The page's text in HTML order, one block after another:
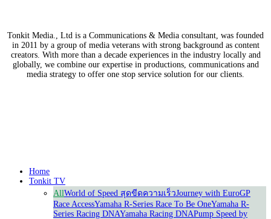
Tonkit Media., Ltd is a Communications & Media consultant, was founded
in 2011 by a group of media veterans with strong background as content
creators. With more than a decade experiences in the industry locally and
globally, we combine our expertise in productions, communications and
media strategy to offer one stop service solution for our clients.
Home
Tonkit TV
AllWorld of Speed สุดขีดความเร็วJourney with EuroGP
Race AccessYamaha R-Series Race To Be OneYamaha R-
Series Racing DNAYamaha Racing DNAPump Speed by